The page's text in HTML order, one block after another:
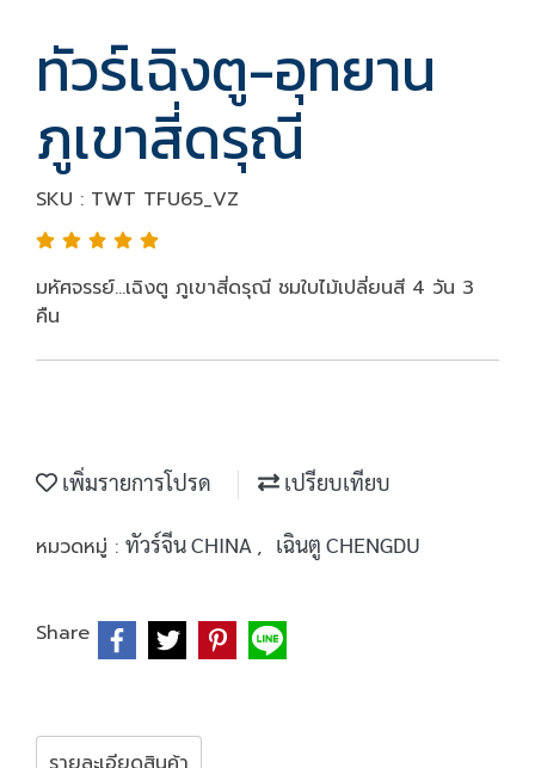
ทัวร์เฉิงตู-อุทยาน
ภูเขาสี่ดรุณี
SKU : TWT TFU65_VZ
มหัศจรรย์...เฉิงตู ภูเขาสี่ดรุณี ชมใบไม้เปลี่ยนสี 4 วัน 3
คืน
เพิ่มรายการโปรด เปรียบเทียบ
หมวดหมู่ : ทัวร์จีน CHINA , เฉินตู CHENGDU
Share